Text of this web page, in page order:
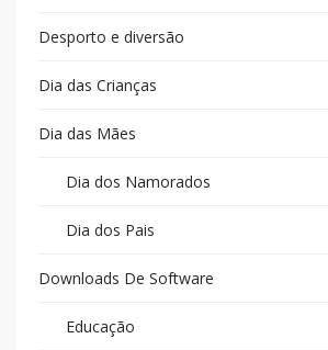
Desporto e diversão
Dia das Crianças
Dia das Mães
Dia dos Namorados
Dia dos Pais
Downloads De Software
Educação